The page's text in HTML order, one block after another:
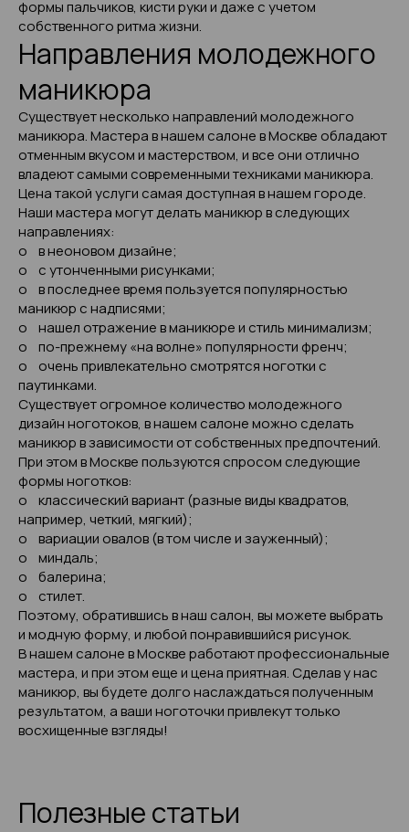
формы пальчиков, кисти руки и даже с учетом
собственного ритма жизни.
Направления молодежного
маникюра
Существует несколько направлений молодежного
маникюра. Мастера в нашем салоне в Москве обладают
отменным вкусом и мастерством, и все они отлично
владеют самыми современными техниками маникюра.
Цена такой услуги самая доступная в нашем городе.
Наши мастера могут делать маникюр в следующих
направлениях:
o в неоновом дизайне;
o с утонченными рисунками;
o в последнее время пользуется популярностью
маникюр с надписями;
o нашел отражение в маникюре и стиль минимализм;
o по-прежнему «на волне» популярности френч;
o очень привлекательно смотрятся ноготки с
паутинками.
Существует огромное количество молодежного
дизайн ноготоков, в нашем салоне можно сделать
маникюр в зависимости от собственных предпочтений.
При этом в Москве пользуются спросом следующие
формы ноготков:
o классический вариант (разные виды квадратов,
например, четкий, мягкий);
o вариации овалов (в том числе и зауженный);
o миндаль;
o балерина;
o стилет.
Поэтому, обратившись в наш салон, вы можете выбрать
и модную форму, и любой понравившийся рисунок.
В нашем салоне в Москве работают профессиональные
мастера, и при этом еще и цена приятная. Сделав у нас
маникюр, вы будете долго наслаждаться полученным
результатом, а ваши ноготочки привлекут только
восхищенные взгляды!
Полезные статьи